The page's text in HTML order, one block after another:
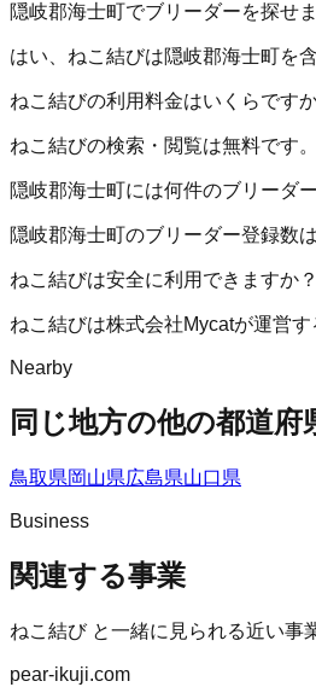
隠岐郡海士町でブリーダーを探せ
はい、ねこ結びは隠岐郡海士町を
ねこ結びの利用料金はいくらです
ねこ結びの検索・閲覧は無料です
隠岐郡海士町には何件のブリーダ
隠岐郡海士町のブリーダー登録数
ねこ結びは安全に利用できますか？
ねこ結びは株式会社Mycatが運営
Nearby
同じ地方の他の都道府
鳥取県岡山県広島県山口県
Business
関連する事業
ねこ結びと一緒に見られる近い事
pear-ikuji.com